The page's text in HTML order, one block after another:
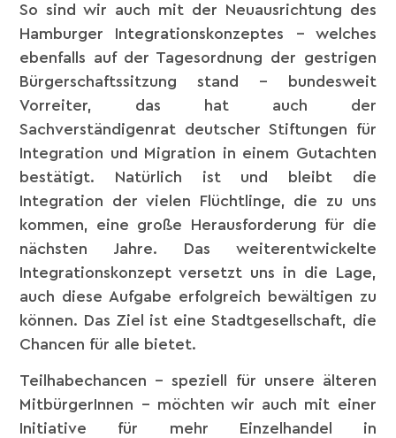
So sind wir auch mit der Neuausrichtung des
Hamburger Integrationskonzeptes – welches
ebenfalls auf der Tagesordnung der gestrigen
Bürgerschaftssitzung stand – bundesweit
Vorreiter, das hat auch der
Sachverständigenrat deutscher Stiftungen für
Integration und Migration in einem Gutachten
bestätigt. Natürlich ist und bleibt die
Integration der vielen Flüchtlinge, die zu uns
kommen, eine große Herausforderung für die
nächsten Jahre. Das weiterentwickelte
Integrationskonzept versetzt uns in die Lage,
auch diese Aufgabe erfolgreich bewältigen zu
können. Das Ziel ist eine Stadtgesellschaft, die
Chancen für alle bietet.
Teilhabechancen – speziell für unsere älteren
MitbürgerInnen – möchten wir auch mit einer
Initiative für mehr Einzelhandel in